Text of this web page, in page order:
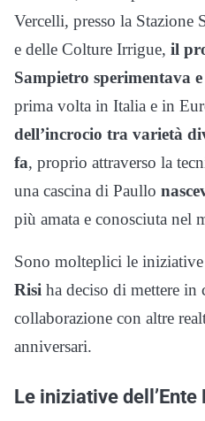
Vercelli, presso la Stazione
e delle Colture Irrigue, il
Sampietro sperimentava
prima volta in Italia e in
dell’incrocio tra varietà
fa, proprio attraverso la
una cascina di Paullo
più amata e conosciuta nel
Sono molteplici le iniziative
Risi ha deciso di mettere
collaborazione con altre
anniversari.
Le iniziative